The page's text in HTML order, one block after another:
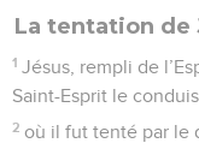
La tentation de
1 Jésus, rempli de
Saint-Esprit le
2 où il fut tenté par le